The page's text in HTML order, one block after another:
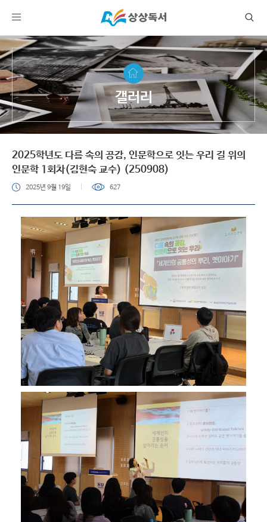
갤러리
2025학년도 다름 속의 공감, 인문학으로 잇는 우리 길 위의
인문학 1회차(김현숙 교수) (250908)
2025년 9월 19일 627